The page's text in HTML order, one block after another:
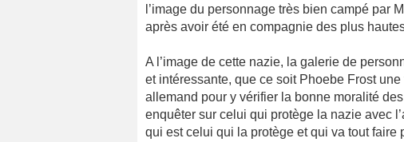
l’image du personnage très bien campé par
après avoir été en compagnie des plus
A l’image de cette nazie, la galerie de
et intéressante, que ce soit Phoebe Frost
allemand pour y vérifier la bonne moralité
enquêter sur celui qui protège la nazie avec
qui est celui qui la protège et qui va tout